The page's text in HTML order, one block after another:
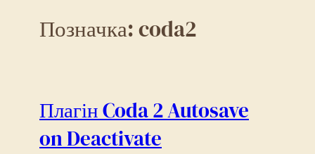
Позначка:coda2
Плагін Coda 2 Autosave
on Deactivate